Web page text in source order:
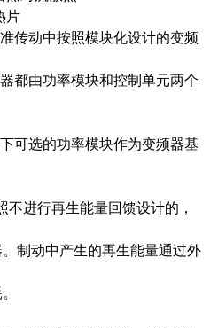
片
动中按照模块化设计的变频
由功率模块和控制单元两个
选的功率模块作为变频器基
进行再生能量回馈设计的，
动中产生的再生能量通过外